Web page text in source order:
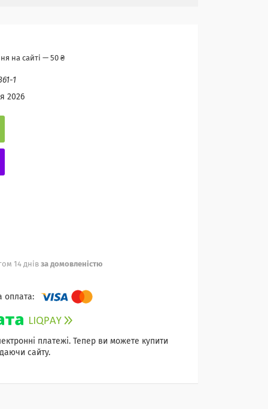
на сайті — 50 ₴
1
2026
14 днів за домовленістю
платежі. Тепер ви можете купити
сайту.